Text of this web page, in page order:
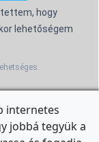
hogy
lehetőségem
internetes
jobbá tegyük a